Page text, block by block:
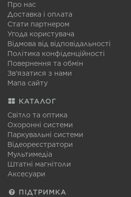
Про нас
Доставка і оплата
Стати партнером
Угода користувача
Відмова від відповідальності
Політика конфіденційності
Повернення та обмін
Зв'язатися з нами
Мапа сайту
КАТАЛОГ
Світло та оптика
Охоронні системи
Паркувальні системи
Відеореєстратори
Мультимедіа
Штатні магнітоли
Аксесуари
ПІДТРИМКА